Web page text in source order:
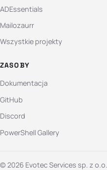
ADEssentials
Mailozaurr
Wszystkie projekty
ZASOBY
Dokumentacja
GitHub
Discord
PowerShell Gallery
© 2026 Evotec Services sp. z o.o.